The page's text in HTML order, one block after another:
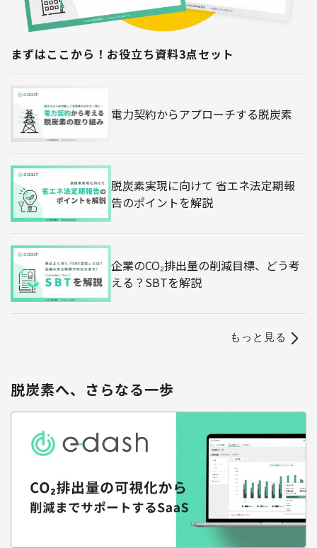
まずはここから！お役立ち資料3点セット
電力契約からアプローチする脱炭素
脱炭素実現に向けて 省エネ法定期報
告のポイントを解説
企業のCO₂排出量の削減目標、どう考
える？SBTを解説
もっと見る
脱炭素へ、さらなる一歩